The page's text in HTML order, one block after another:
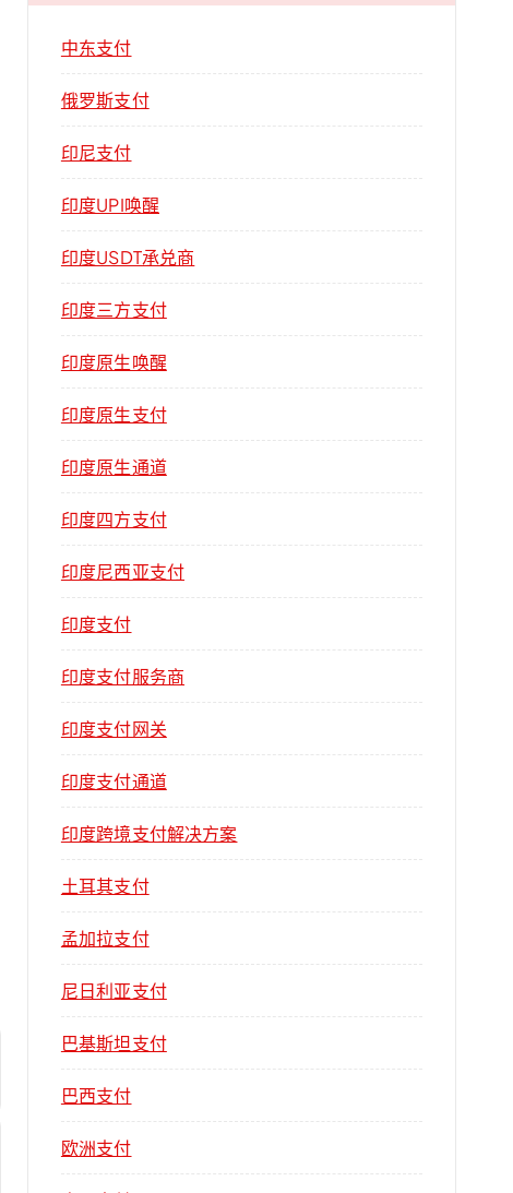
中东支付
俄罗斯支付
印尼支付
印度UPI唤醒
印度USDT承兑商
印度三方支付
印度原生唤醒
印度原生支付
印度原生通道
印度四方支付
印度尼西亚支付
印度支付
印度支付服务商
印度支付网关
印度支付通道
印度跨境支付解决方案
土耳其支付
孟加拉支付
尼日利亚支付
巴基斯坦支付
巴西支付
欧洲支付